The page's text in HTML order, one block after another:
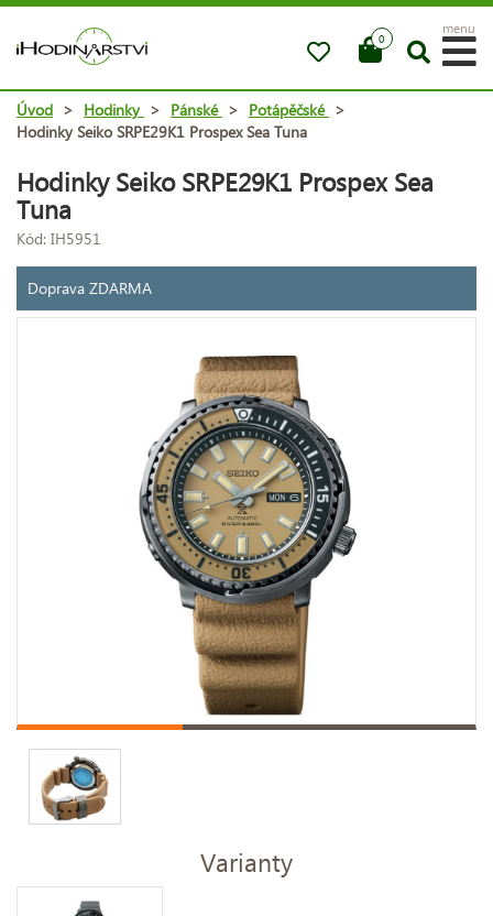
0
menu
Úvod > Hodinky > Pánské > Potápěčské >
Hodinky Seiko SRPE29K1 Prospex Sea Tuna
Hodinky Seiko SRPE29K1 Prospex Sea
Tuna
Kód: IH5951
Doprava ZDARMA
Varianty